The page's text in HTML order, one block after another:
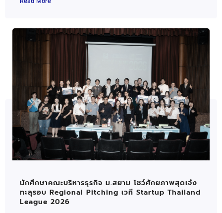
นักศึกษาคณะบริหารธุรกิจ ม.สยาม โชว์ศักยภาพสุดเจ๋ง
ทะลุรอบ Regional Pitching เวที Startup Thailand
League 2026